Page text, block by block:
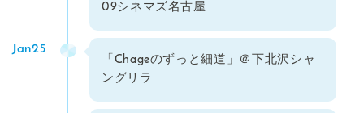
09シネマズ名古屋
「Chageのずっと細道」＠下北沢シャ
ングリラ
Jan25